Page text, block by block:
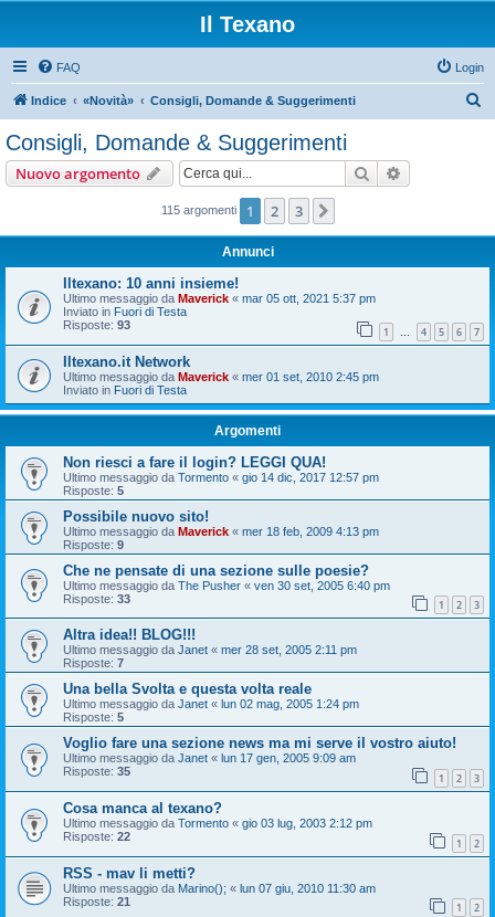
Il Texano
FAQ Login
Indice «Novità» Consigli, Domande & Suggerimenti
Consigli, Domande & Suggerimenti
Nuovo argomento Cerca
115 argomenti 1 2 3
Annunci
Iltexano: 10 anni insieme!
Ultimo messaggio da Maverick « mar 05 ott, 2021 5:37 pm
Inviato in Fuori di Testa
Risposte: 93 1 … 4 5 6 7
Iltexano.it Network
Ultimo messaggio da Maverick « mer 01 set, 2010 2:45 pm
Inviato in Fuori di Testa
Argomenti
Non riesci a fare il login? LEGGI QUA!
Ultimo messaggio da Tormento « gio 14 dic, 2017 12:57 pm
Risposte: 5
Possibile nuovo sito!
Ultimo messaggio da Maverick « mer 18 feb, 2009 4:13 pm
Risposte: 9
Che ne pensate di una sezione sulle poesie?
Ultimo messaggio da The Pusher « ven 30 set, 2005 6:40 pm
Risposte: 33 1 2 3
Altra idea!! BLOG!!!
Ultimo messaggio da Janet « mer 28 set, 2005 2:11 pm
Risposte: 7
Una bella Svolta e questa volta reale
Ultimo messaggio da Janet « lun 02 mag, 2005 1:24 pm
Risposte: 5
Voglio fare una sezione news ma mi serve il vostro aiuto!
Ultimo messaggio da Janet « lun 17 gen, 2005 9:09 am
Risposte: 35 1 2 3
Cosa manca al texano?
Ultimo messaggio da Tormento « gio 03 lug, 2003 2:12 pm
Risposte: 22 1 2
RSS - mav li metti?
Ultimo messaggio da Marino(); « lun 07 giu, 2010 11:30 am
Risposte: 21 1 2